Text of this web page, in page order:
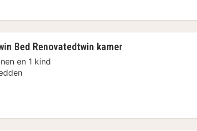
Bed Renovatedtwin kamer
en 1 kind